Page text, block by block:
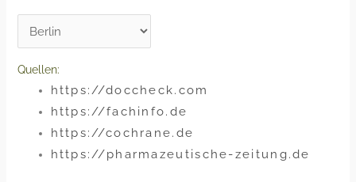
Quellen:
https://doccheck.com
https://fachinfo.de
https://cochrane.de
https://pharmazeutische-zeitung.de